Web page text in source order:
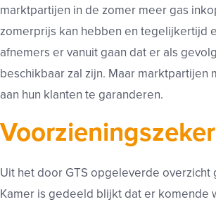
marktpartijen in de zomer meer gas
zomerprijs kan hebben en tegelijkertijd
afnemers er vanuit gaan dat er als
beschikbaar zal zijn. Maar
aan hun klanten te garanderen.
Uit het door GTS opgeleverde
Kamer is gedeeld blijkt dat er komende